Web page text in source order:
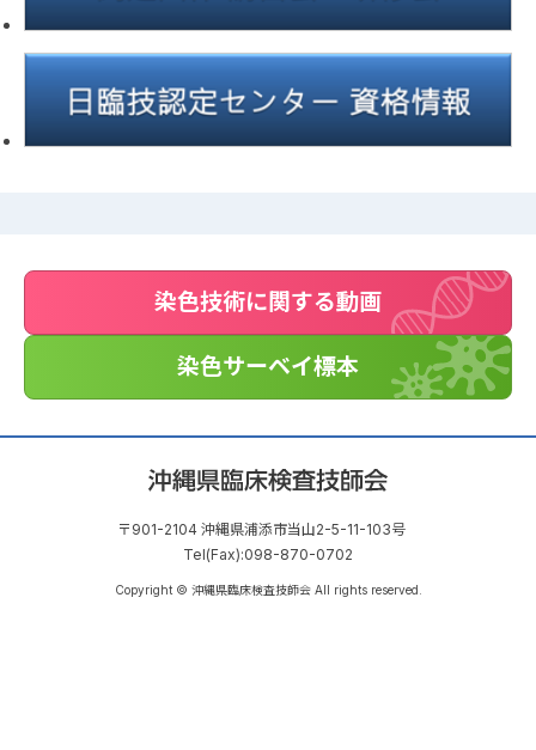
染色技術に関する動画
染色サーベイ標本
〒901-2104 沖縄県浦添市当山2-5-11-103号
Tel(Fax):098-870-0702
Copyright © 沖縄県臨床検査技師会 All rights reserved.